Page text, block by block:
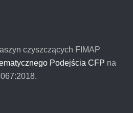
czyszczących FIMAP
Podejścia CFP na